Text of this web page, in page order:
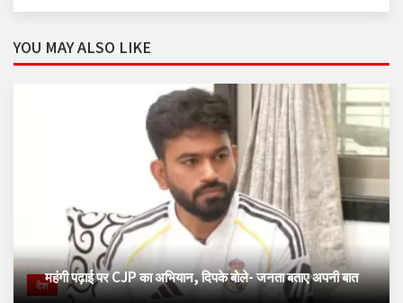
YOU MAY ALSO LIKE
देशमहंगी पढ़ाई पर CJP का अभियान, दिपके बोले- जनता बताए अपनी बात